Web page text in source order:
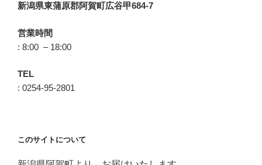
新潟県東蒲原郡阿賀町広谷甲684-7
営業時間
: 8:00 – 18:00
TEL
: 0254-95-2801
このサイトについて